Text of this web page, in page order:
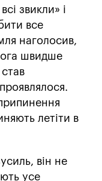
звикли» і
все
наголосив,
швидше
летіти в
він не
усе